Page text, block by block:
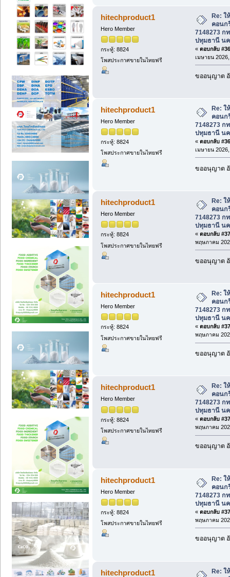
hitechproduct1
Hero Member
กระทู้: 8824
โพสประกาศขายในไทยฟรี
Re: ใ
คอนก
7148273
ปทุมธานี น
« ตอบกลับ
เมษายน
ขออนุญาต
hitechproduct1
Hero Member
กระทู้: 8824
โพสประกาศขายในไทยฟรี
Re: ใ
คอนก
7148273
ปทุมธานี น
« ตอบกลับ
เมษายน
ขออนุญาต
hitechproduct1
Hero Member
กระทู้: 8824
โพสประกาศขายในไทยฟรี
Re: ใ
คอนก
7148273
ปทุมธานี น
« ตอบกลับ
พฤษภาคม
ขออนุญาต
hitechproduct1
Hero Member
กระทู้: 8824
โพสประกาศขายในไทยฟรี
Re: ใ
คอนก
7148273
ปทุมธานี น
« ตอบกลับ
พฤษภาคม
ขออนุญาต
hitechproduct1
Hero Member
กระทู้: 8824
โพสประกาศขายในไทยฟรี
Re: ใ
คอนก
7148273
ปทุมธานี น
« ตอบกลับ
พฤษภาคม
ขออนุญาต
hitechproduct1
Hero Member
กระทู้: 8824
โพสประกาศขายในไทยฟรี
Re: ใ
คอนก
7148273
ปทุมธานี น
« ตอบกลับ
พฤษภาคม
ขออนุญาต
hitechproduct1
Re: ใ